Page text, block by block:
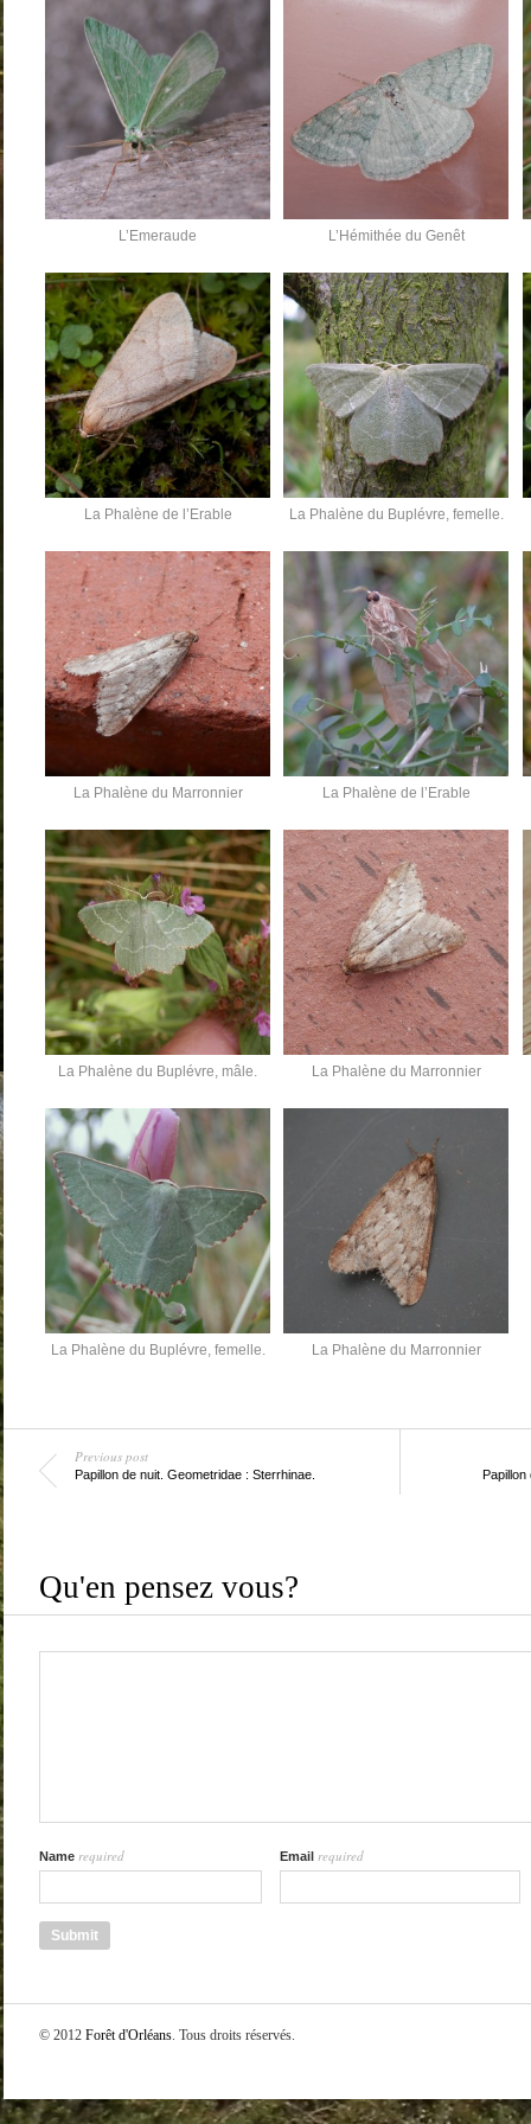
L’Emeraude L’Hémithée du Genêt
La Phalène de l’Erable La Phalène du Buplévre, femelle.
La Phalène du Marronnier La Phalène de l’Erable
La Phalène du Buplévre, mâle. La Phalène du Marronnier
La Phalène du Buplévre, femelle. La Phalène du Marronnier
Previous post
Papillon de nuit. Geometridae : Sterrhinae. Papillon
Qu'en pensez vous?
Name required Email required
© 2012 Forêt d'Orléans. Tous droits réservés.